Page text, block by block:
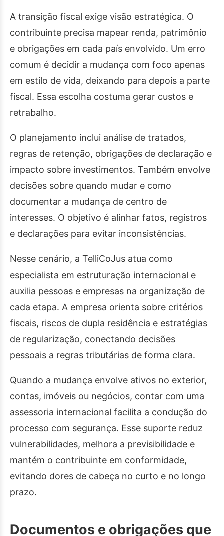
A transição fiscal exige visão estratégica. O
contribuinte precisa mapear renda, patrimônio
e obrigações em cada país envolvido. Um erro
comum é decidir a mudança com foco apenas
em estilo de vida, deixando para depois a parte
fiscal. Essa escolha costuma gerar custos e
retrabalho.
O planejamento inclui análise de tratados,
regras de retenção, obrigações de declaração e
impacto sobre investimentos. Também envolve
decisões sobre quando mudar e como
documentar a mudança de centro de
interesses. O objetivo é alinhar fatos, registros
e declarações para evitar inconsistências.
Nesse cenário, a TelliCoJus atua como
especialista em estruturação internacional e
auxilia pessoas e empresas na organização de
cada etapa. A empresa orienta sobre critérios
fiscais, riscos de dupla residência e estratégias
de regularização, conectando decisões
pessoais a regras tributárias de forma clara.
Quando a mudança envolve ativos no exterior,
contas, imóveis ou negócios, contar com uma
assessoria internacional facilita a condução do
processo com segurança. Esse suporte reduz
vulnerabilidades, melhora a previsibilidade e
mantém o contribuinte em conformidade,
evitando dores de cabeça no curto e no longo
prazo.
Documentos e obrigações que